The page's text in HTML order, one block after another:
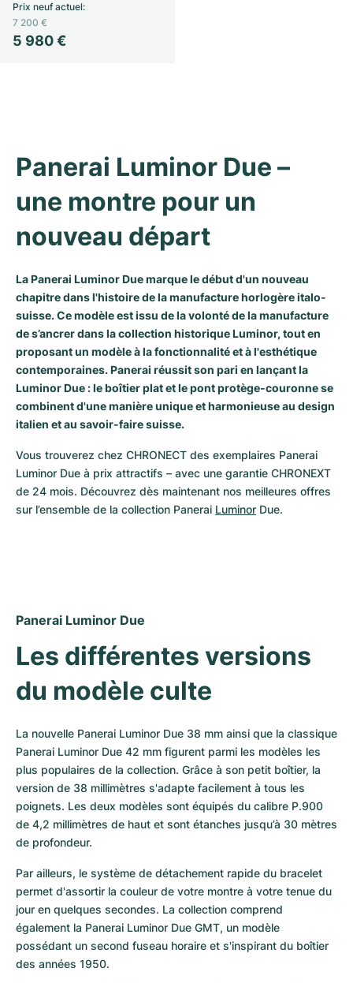
5 980 €
Prix neuf actuel:
7 200 €
Panerai Luminor Due –
une montre pour un
nouveau départ
La Panerai Luminor Due marque le début d'un nouveau
chapitre dans l'histoire de la manufacture horlogère italo-
suisse. Ce modèle est issu de la volonté de la manufacture
de s’ancrer dans la collection historique Luminor, tout en
proposant un modèle à la fonctionnalité et à l'esthétique
contemporaines. Panerai réussit son pari en lançant la
Luminor Due : le boîtier plat et le pont protège-couronne se
combinent d'une manière unique et harmonieuse au design
italien et au savoir-faire suisse.
Vous trouverez chez CHRONECT des exemplaires Panerai
Luminor Due à prix attractifs – avec une garantie CHRONEXT
de 24 mois. Découvrez dès maintenant nos meilleures offres
sur l’ensemble de la collection Panerai Luminor Due.
Panerai Luminor Due
Les différentes versions
du modèle culte
La nouvelle Panerai Luminor Due 38 mm ainsi que la classique
Panerai Luminor Due 42 mm figurent parmi les modèles les
plus populaires de la collection. Grâce à son petit boîtier, la
version de 38 millimètres s'adapte facilement à tous les
poignets. Les deux modèles sont équipés du calibre P.900
de 4,2 millimètres de haut et sont étanches jusqu’à 30 mètres
de profondeur.
Par ailleurs, le système de détachement rapide du bracelet
permet d'assortir la couleur de votre montre à votre tenue du
jour en quelques secondes. La collection comprend
également la Panerai Luminor Due GMT, un modèle
possédant un second fuseau horaire et s'inspirant du boîtier
des années 1950.